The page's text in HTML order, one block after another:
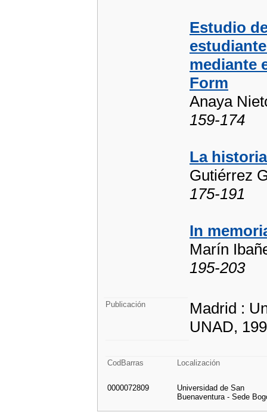
Estudio
mediante
Form
Anaya
159-174
La
Gutiérrez
175-191
In
Marín
195-203
Publicación
Madrid :
UNAD,
CodBarras Localización
0000072809
Universidad de San
Buenaventura - Sede